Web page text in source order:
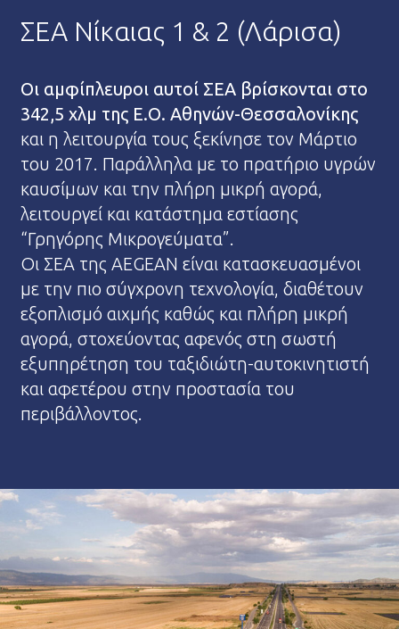
ΣΕΑ Νίκαιας 1 & 2 (Λάρισα)
Οι αμφίπλευροι αυτοί ΣΕΑ βρίσκονται στο
342,5 χλμ της Ε.Ο. Αθηνών-Θεσσαλονίκης
και η λειτουργία τους ξεκίνησε τον Μάρτιο
του 2017. Παράλληλα με το πρατήριο υγρών
καυσίμων και την πλήρη μικρή αγορά,
λειτουργεί και κατάστημα εστίασης
“Γρηγόρης Μικρογεύματα”.
Οι ΣΕΑ της AEGEAN είναι κατασκευασμένοι
με την πιο σύγχρονη τεχνολογία, διαθέτουν
εξοπλισμό αιχμής καθώς και πλήρη μικρή
αγορά, στοχεύοντας αφενός στη σωστή
εξυπηρέτηση του ταξιδιώτη-αυτοκινητιστή
και αφετέρου στην προστασία του
περιβάλλοντος.